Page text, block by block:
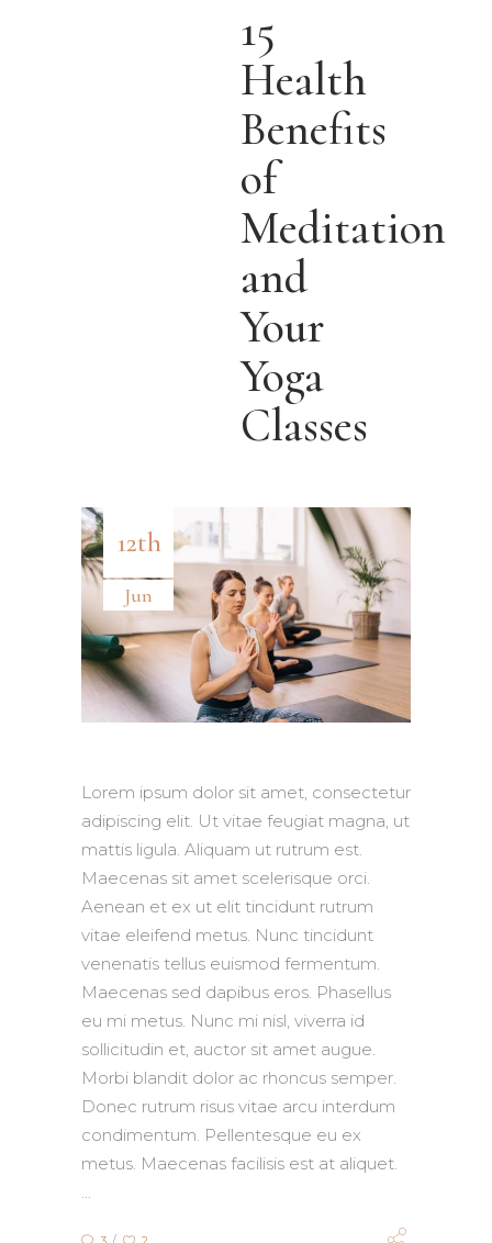
15
Health
Benefits
of
Meditation
and
Your
Yoga
Classes
12th
Jun
Lorem ipsum dolor sit amet, consectetur
adipiscing elit. Ut vitae feugiat magna, ut
mattis ligula. Aliquam ut rutrum est.
Maecenas sit amet scelerisque orci.
Aenean et ex ut elit tincidunt rutrum
vitae eleifend metus. Nunc tincidunt
venenatis tellus euismod fermentum.
Maecenas sed dapibus eros. Phasellus
eu mi metus. Nunc mi nisl, viverra id
sollicitudin et, auctor sit amet augue.
Morbi blandit dolor ac rhoncus semper.
Donec rutrum risus vitae arcu interdum
condimentum. Pellentesque eu ex
metus. Maecenas facilisis est at aliquet.